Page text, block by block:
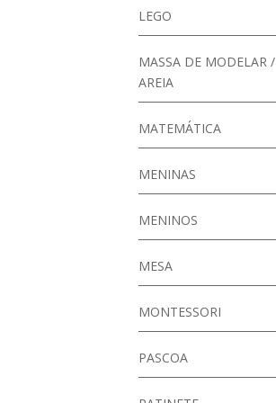
LEGO
MASSA DE MODELAR /
AREIA
MATEMÁTICA
MENINAS
MENINOS
MESA
MONTESSORI
PASCOA